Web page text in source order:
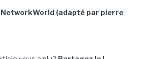
NetworkWorld (adapté par pierre